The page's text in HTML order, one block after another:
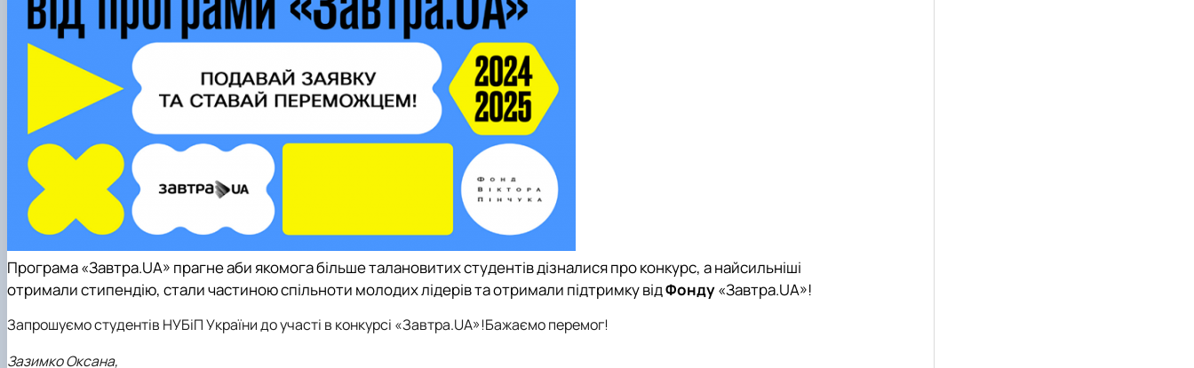
Програма «Завтра.UA» прагне аби якомога більше талановитих студентів дізналися про конкурс, а найсильніші
отримали стипендію, стали частиною спільноти молодих лідерів та отримали підтримку відФонду«Завтра.UA»!
Запрошуємо студентів НУБіП України до участі в конкурсі «Завтра.UA»!Бажаємо перемог!
Зазимко Оксана,